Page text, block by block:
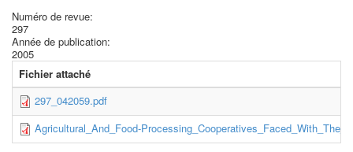
Numéro de revue:
297
Année de publication:
2005
Fichier attaché
297_042059.pdf
Agricultural_And_Food-